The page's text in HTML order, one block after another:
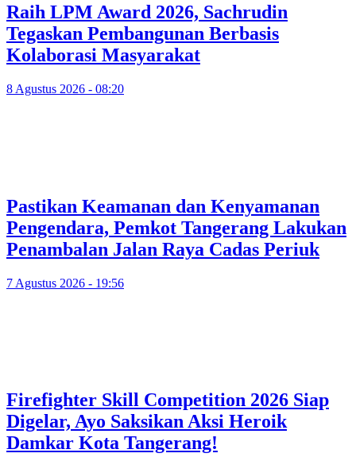
Raih LPM Award 2026, Sachrudin
Tegaskan Pembangunan Berbasis
Kolaborasi Masyarakat
8 Agustus 2026 - 08:20
Pastikan Keamanan dan Kenyamanan
Pengendara, Pemkot Tangerang Lakukan
Penambalan Jalan Raya Cadas Periuk
7 Agustus 2026 - 19:56
Firefighter Skill Competition 2026 Siap
Digelar, Ayo Saksikan Aksi Heroik
Damkar Kota Tangerang!